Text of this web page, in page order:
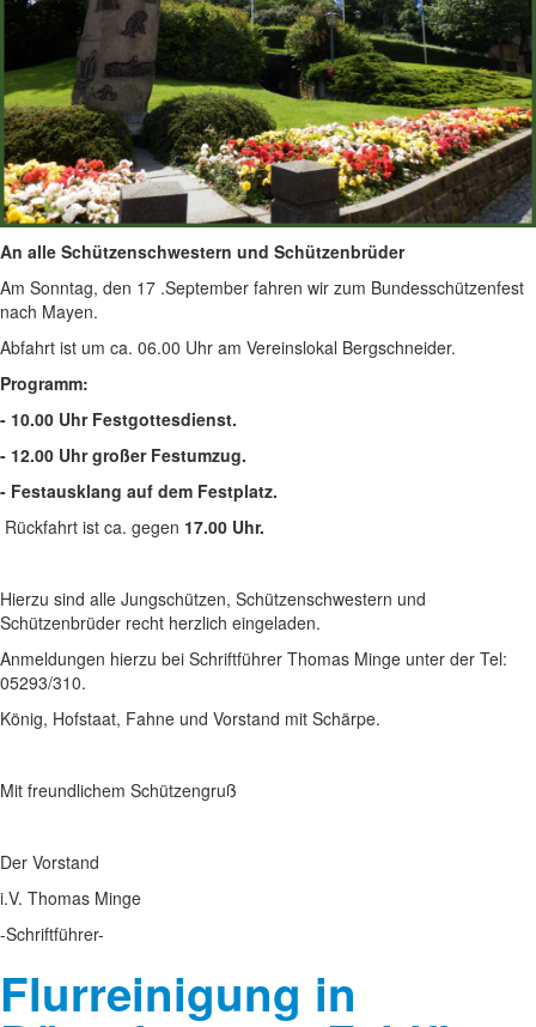
An alle Schützenschwestern und Schützenbrüder
Am Sonntag, den 17 .September fahren wir zum Bundesschützenfest
nach Mayen.
Abfahrt ist um ca. 06.00 Uhr am Vereinslokal Bergschneider.
Programm:
- 10.00 Uhr Festgottesdienst.
- 12.00 Uhr großer Festumzug.
- Festausklang auf dem Festplatz.
Rückfahrt ist ca. gegen 17.00 Uhr.
Hierzu sind alle Jungschützen, Schützenschwestern und
Schützenbrüder recht herzlich eingeladen.
Anmeldungen hierzu bei Schriftführer Thomas Minge unter der Tel:
05293/310.
König, Hofstaat, Fahne und Vorstand mit Schärpe.
Mit freundlichem Schützengruß
Der Vorstand
i.V. Thomas Minge
-Schriftführer-
Flurreinigung in